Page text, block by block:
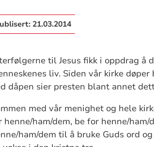
21.03.2014
til Jesus fikk i oppdrag å
liv. Siden vår kirke
dåpen sier presten blant annet
med vår menighet og hele
henne/ham/dem, be for henne/
ham/dem til å bruke Guds ord